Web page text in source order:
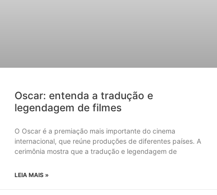
Oscar: entenda a tradução e
legendagem de filmes
O Oscar é a premiação mais importante do cinema
internacional, que reúne produções de diferentes países. A
cerimônia mostra que a tradução e legendagem de
LEIA MAIS »